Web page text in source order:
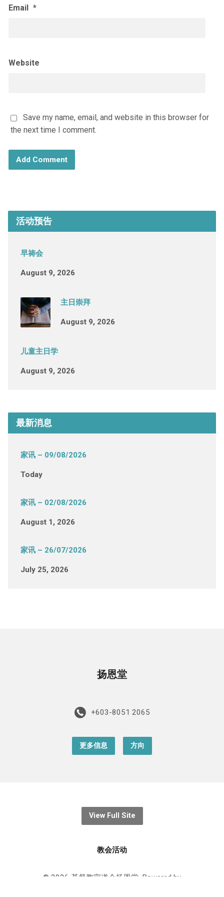
Email *
Website
Save my name, email, and website in this browser for
the next time I comment.
活动预告
早祷会
August 9, 2026
主日崇拜
August 9, 2026
儿童主日学
August 9, 2026
最新消息
家讯 – 09/08/2026
Today
家讯 – 02/08/2026
August 1, 2026
家讯 – 26/07/2026
July 25, 2026
扬恩堂
+603-8051 2065
更多信息 方向
View Full Site
教会活动
© 2026 基督教宣道会扬恩堂. Powered by